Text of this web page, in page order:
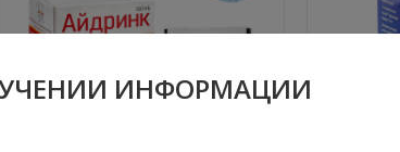
ИНФОРМАЦИИ